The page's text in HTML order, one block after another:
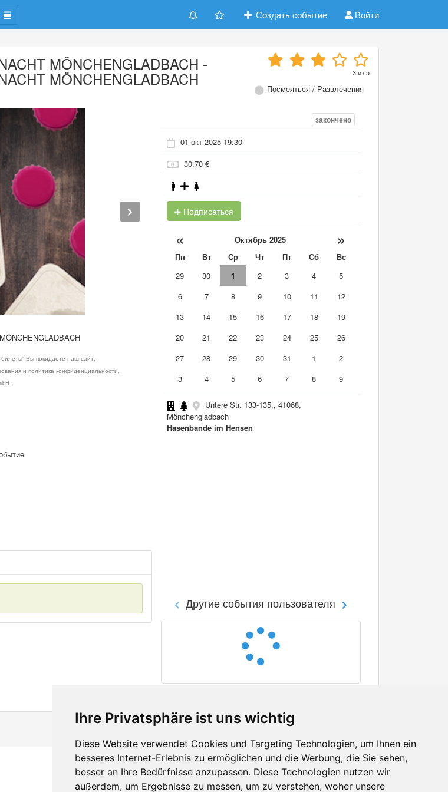
Ihre Privatsphäre ist uns wichtig
Diese Website verwendet Cookies und Targeting Technologien, um Ihnen ein
besseres Internet-Erlebnis zu ermöglichen und die Werbung, die Sie sehen,
besser an Ihre Bedürfnisse anzupassen. Diese Technologien nutzen wir
außerdem, um Ergebnisse zu messen, um zu verstehen, woher unsere
Создать событие Войти
MÖNCHENGLADBACH -
MÖNCHENGLADBACH 3из5
Посмеяться / Развлечения
Вы покидаете наш сайт.
и политика конфиденциальности.
закончено
01 окт 2025 19:30
30,70 €
Подписаться
« Октябрь 2025 »
Пн Вт Ср Чт Пт Сб
Вс
29
30 1 2 3 4
5
6
7 8 9 10 11
12
13
14 15 16 17 18
19
20
21 22 23 24 25
26
27
28 29 30 31 1
2
3
4 5 6 7 8 9
Untere Str. 133-135,, 41068,
Mönchengladbach
Hasenbande im Hensen
Другие события пользователя
Контакты
Оставить отзыв
Facebook
Twitter